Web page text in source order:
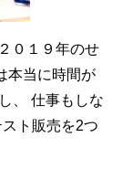
０１９年のせ
本当に時間が
、 仕事もしな
ト販売を2つ